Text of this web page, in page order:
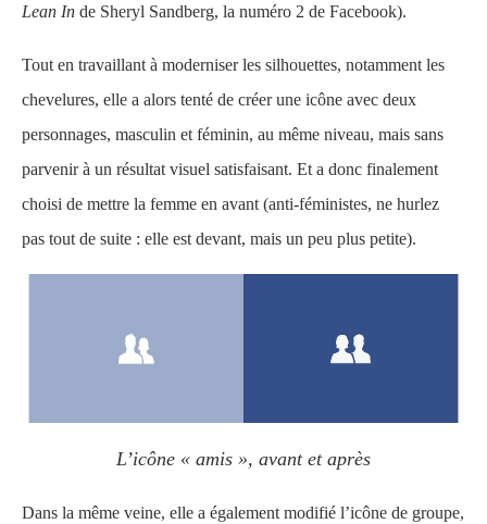
Lean In de Sheryl Sandberg, la numéro 2 de Facebook).
Tout en travaillant à moderniser les silhouettes, notamment les
chevelures, elle a alors tenté de créer une icône avec deux
personnages, masculin et féminin, au même niveau, mais sans
parvenir à un résultat visuel satisfaisant. Et a donc finalement
choisi de mettre la femme en avant (anti-féministes, ne hurlez
pas tout de suite : elle est devant, mais un peu plus petite).
L’icône « amis », avant et après
Dans la même veine, elle a également modifié l’icône de groupe,